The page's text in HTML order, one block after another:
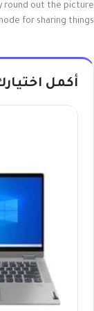
round out the picture
for sharing things
أكمل